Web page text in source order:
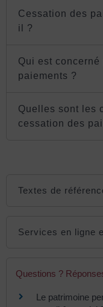
Cessation des
il ?
Qui est
paiements ?
Quelles sont les
cessation des
Textes de
Services en ligne
Questions ?
Le patrimoine